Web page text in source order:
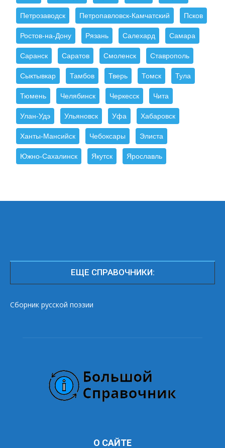
Петрозаводск Петропавловск-Камчатский Псков
Ростов-на-Дону Рязань Салехард Самара
Саранск Саратов Смоленск Ставрополь
Сыктывкар Тамбов Тверь Томск Тула
Тюмень Челябинск Черкесск Чита
Улан-Удэ Ульяновск Уфа Хабаровск
Ханты-Мансийск Чебоксары Элиста
Южно-Сахалинск Якутск Ярославль
ЕЩЕ СПРАВОЧНИКИ:
Сборник русской поэзии
О САЙТЕ